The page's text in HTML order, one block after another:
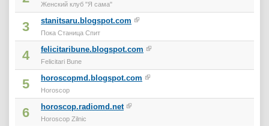
Женский клуб "Я сама"
3 stanitsaru.blogspot.com
Пока Станица Спит
4 felicitaribune.blogspot.com
Felicitari Bune
5 horoscopmd.blogspot.com
Horoscop
6 horoscop.radiomd.net
Horoscop Zilnic